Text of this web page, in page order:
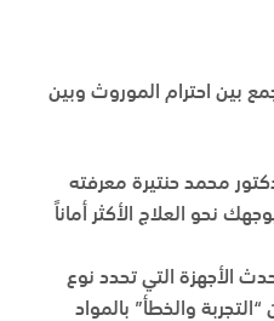
بين احترام الموروث وبين
محمد حنتيرة معرفته
نحو العلاج الأكثر أماناً
الأجهزة التي تحدد نوع
والخطأ” بالمواد